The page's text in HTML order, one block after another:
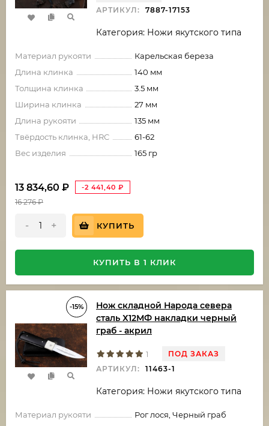
АРТИКУЛ:
7887-17153
Категория: Ножи якутского типа
Материал рукояти
Карельская береза
Длина клинка
140 мм
Толщина клинка
3.5 мм
Ширина клинка
27 мм
Длина рукояти
135 мм
Твёрдость клинка, HRC
61-62
Вес изделия
165 гр
13 834,60 ₽ -2 441,40 ₽
16 276₽
- + КУПИТЬ
КУПИТЬ В 1 КЛИК
-15%
Нож складной Народа севера
сталь Х12МФ накладки черный
граб - акрил
1
ПОД ЗАКАЗ
АРТИКУЛ:
11463-1
Категория: Ножи якутского типа
Материал рукояти Рог лося, Черный граб